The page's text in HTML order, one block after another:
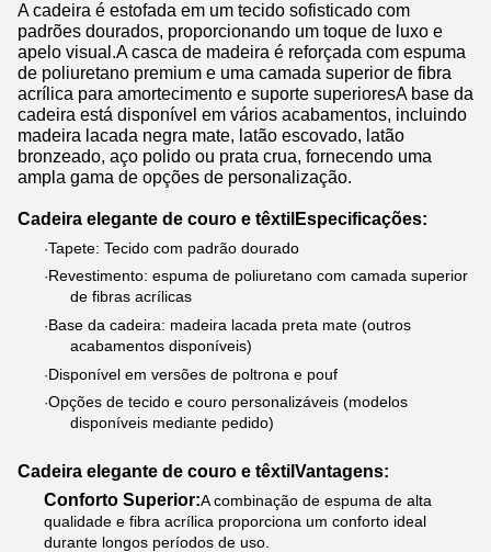
A cadeira é estofada em um tecido sofisticado com
padrões dourados, proporcionando um toque de luxo e
apelo visual.A casca de madeira é reforçada com espuma
de poliuretano premium e uma camada superior de fibra
acrílica para amortecimento e suporte superioresA base da
cadeira está disponível em vários acabamentos, incluindo
madeira lacada negra mate, latão escovado, latão
bronzeado, aço polido ou prata crua, fornecendo uma
ampla gama de opções de personalização.
Cadeira elegante de couro e têxtilEspecificações:
·Tapete: Tecido com padrão dourado
·Revestimento: espuma de poliuretano com camada superior
de fibras acrílicas
·Base da cadeira: madeira lacada preta mate (outros
acabamentos disponíveis)
·Disponível em versões de poltrona e pouf
·Opções de tecido e couro personalizáveis (modelos
disponíveis mediante pedido)
Cadeira elegante de couro e têxtilVantagens:
Conforto Superior:A combinação de espuma de alta
qualidade e fibra acrílica proporciona um conforto ideal
durante longos períodos de uso.